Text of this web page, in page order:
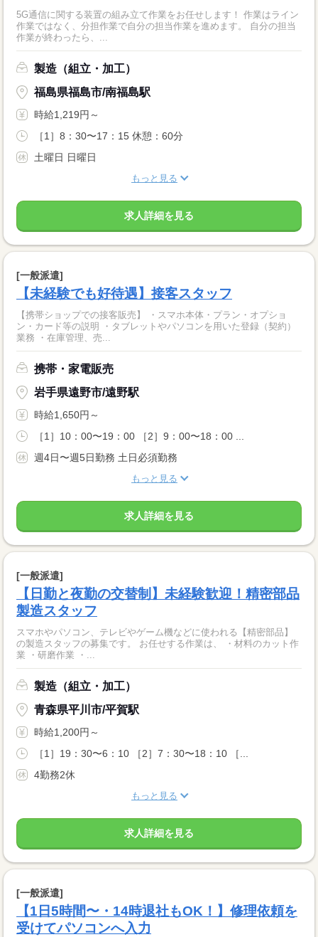
5G通信に関する装置の組み立て作業をお任せします！ 作業はライン
作業ではなく、分担作業で自分の担当作業を進めます。 自分の担当
作業が終わったら、...
製造（組立・加工）
福島県福島市/南福島駅
時給1,219円～
［1］8：30〜17：15 休憩：60分
土曜日 日曜日
もっと見る
求人詳細を見る
[一般派遣]
【未経験でも好待遇】接客スタッフ
【携帯ショップでの接客販売】 ・スマホ本体・プラン・オプショ
ン・カード等の説明 ・タブレットやパソコンを用いた登録（契約）
業務 ・在庫管理、売...
携帯・家電販売
岩手県遠野市/遠野駅
時給1,650円～
［1］10：00〜19：00 ［2］9：00〜18：00 ...
週4日〜週5日勤務 土日必須勤務
もっと見る
求人詳細を見る
[一般派遣]
【日勤と夜勤の交替制】未経験歓迎！精密部品
製造スタッフ
スマホやパソコン、テレビやゲーム機などに使われる【精密部品】
の製造スタッフの募集です。 お任せする作業は、 ・材料のカット作
業 ・研磨作業 ・...
製造（組立・加工）
青森県平川市/平賀駅
時給1,200円～
［1］19：30〜6：10 ［2］7：30〜18：10 ［...
4勤務2休
もっと見る
求人詳細を見る
[一般派遣]
【1日5時間〜・14時退社もOK！】修理依頼を
受けてパソコンへ入力